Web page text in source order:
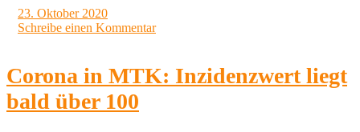
23. Oktober 2020
Schreibe einen Kommentar
Corona in MTK: Inzidenzwert liegt
bald über 100